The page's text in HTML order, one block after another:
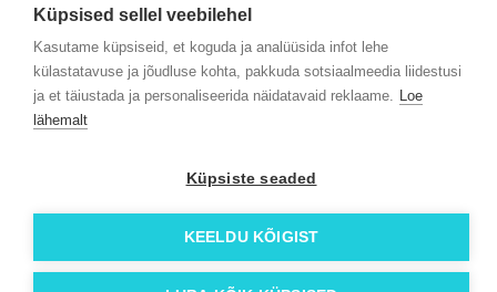
Küpsised sellel veebilehel
Kasutame küpsiseid, et koguda ja analüüsida infot lehe
külastatavuse ja jõudluse kohta, pakkuda sotsiaalmeedia liidestusi
ja et täiustada ja personaliseerida näidatavaid reklaame. Loe
lähemalt
Küpsiste seaded
KEELDU KÕIGIST
Trükitehnikad
Meist lähemalt
ÖKO reklaamkingitused
Facebook
Instagram
© 2026 Roi OÜ | Kõik õigused on kaitstud.